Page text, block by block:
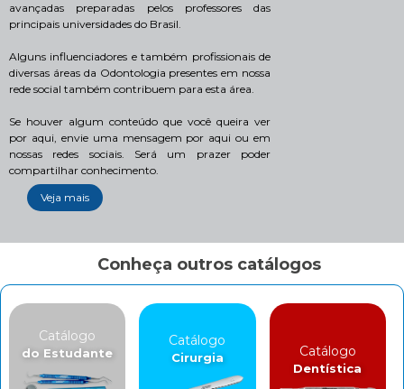
avançadas preparadas pelos professores das
principais universidades do Brasil.
Alguns influenciadores e também profissionais de
diversas áreas da Odontologia presentes em nossa
rede social também contribuem para esta área.
Se houver algum conteúdo que você queira ver
por aqui, envie uma mensagem por aqui ou em
nossas redes sociais. Será um prazer poder
compartilhar conhecimento.
Veja mais
Conheça outros catálogos
Catálogo
do Estudante
Catálogo
Cirurgia Catálogo
Dentística